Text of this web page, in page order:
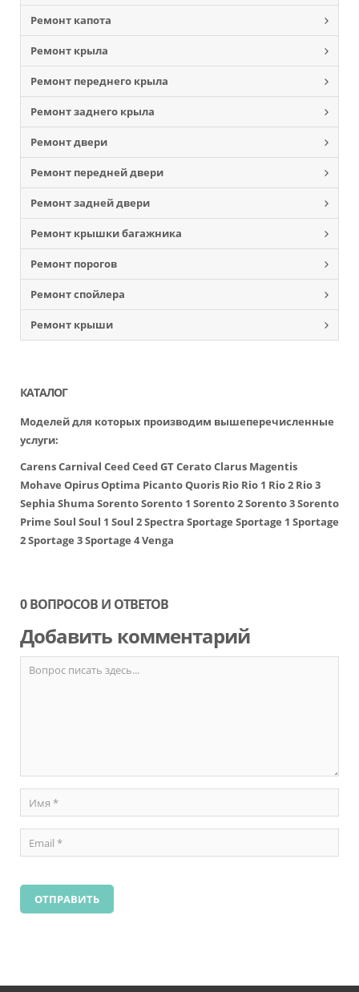
Ремонт капота
Ремонт крыла
Ремонт переднего крыла
Ремонт заднего крыла
Ремонт двери
Ремонт передней двери
Ремонт задней двери
Ремонт крышки багажника
Ремонт порогов
Ремонт спойлера
Ремонт крыши
КАТАЛОГ
Моделей для которых производим вышеперечисленные
услуги:
CarensCarnival CeedCeed GTCeratoClarus Magentis
Mohave OpirusOptima PicantoQuoris Rio Rio 1 Rio 2 Rio 3
Sephia Shuma SorentoSorento 1 Sorento 2Sorento 3Sorento
Prime Soul Soul 1 Soul 2Spectra Sportage Sportage 1 Sportage
2Sportage 3Sportage 4Venga
0 ВОПРОСОВ И ОТВЕТОВ
Добавить комментарий